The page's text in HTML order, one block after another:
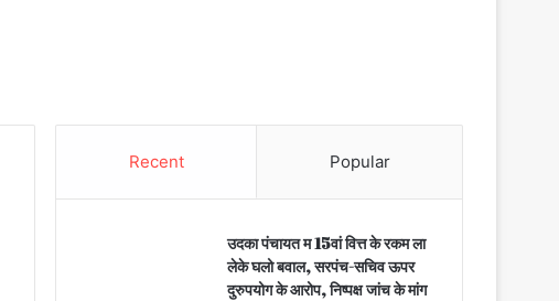
Recent Popular
उदका पंचायत म 15वां वित्त के रकम ला
लेके घलो बवाल, सरपंच-सचिव ऊपर
दुरुपयोग के आरोप, निष्पक्ष जांच के मांग